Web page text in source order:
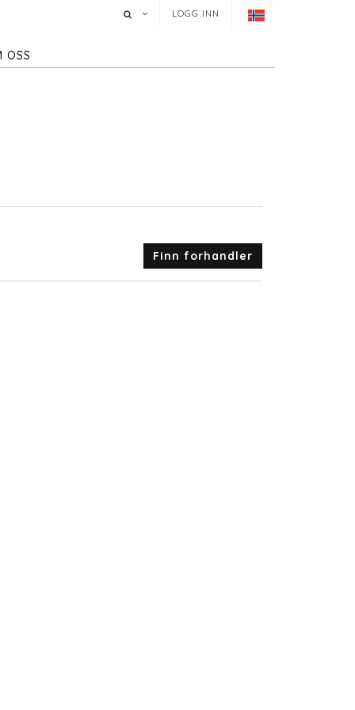
LOGG INN
OSS
Finn forhandler